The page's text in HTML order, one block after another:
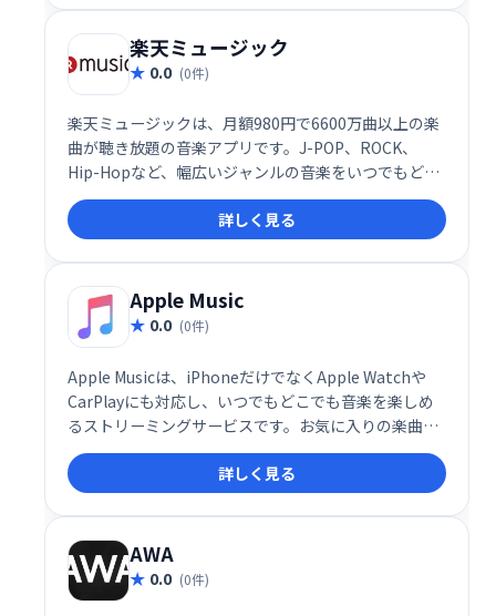
楽天ミュージック
0.0 (0件)
楽天ミュージックは、月額980円で6600万曲以上の楽
曲が聴き放題の音楽アプリです。J-POP、ROCK、
Hip-Hopなど、幅広いジャンルの音楽をいつでもどこ
でも楽しめます。お気に入りの曲を自由に選んで、音
楽を満喫ください。
詳しく見る
Apple Music
0.0 (0件)
Apple Musicは、iPhoneだけでなくApple Watchや
CarPlayにも対応し、いつでもどこでも音楽を楽しめ
るストリーミングサービスです。お気に入りの楽曲を
ダウンロードしてオフライン再生したり、高音質でス
トリーミング再生したり、車の中でも快適に音楽を聴
けます。
詳しく見る
AWA
0.0 (0件)